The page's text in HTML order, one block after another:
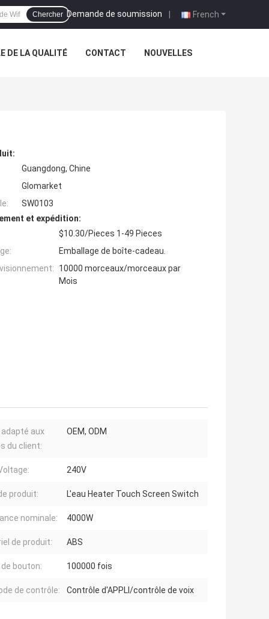
French
Demande de soumission |
Chercher
DE LA QUALITÉ CONTACT NOUVELLES
Guangdong, Chine
Glomarket
SW0103
et expédition:
$10.30/Pieces 1-49 Pieces
Emballage de boîte-cadeau.
10000 morceaux/morceaux par
Mois
adapté aux
du client:
OEM, ODM
240V
produit: L'eau Heater Touch Screen Switch
nominale: 4000W
de produit: ABS
de bouton: 100000 fois
de contrôle: Contrôle d'APPLI/contrôle de voix